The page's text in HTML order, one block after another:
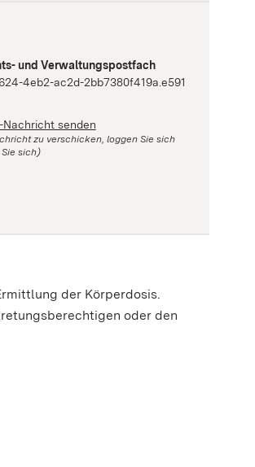
und Verwaltungspostfach
4eb2-ac2d-2bb7380f419a.e591
senden
zu verschicken, loggen Sie sich
sich)
der Körperdosis.
oder den